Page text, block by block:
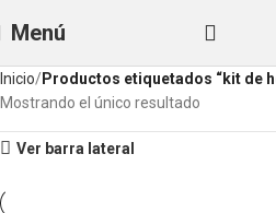
Menú
Inicio
Productos etiquetados “kit de
Mostrando el único resultado
Ver barra lateral